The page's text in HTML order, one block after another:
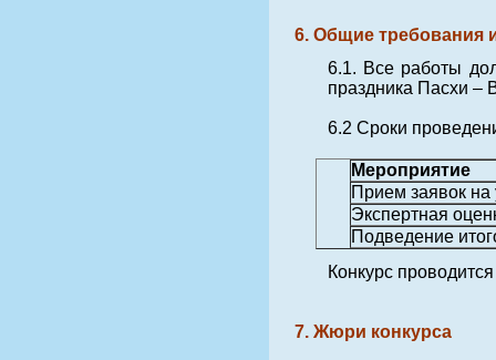
6. Общие требования
6.1. Все работы
праздника Пасхи –
6.2 Сроки
Мероприятие
Прием заявок на
Экспертная
Подведение
Конкурс
7. Жюри конкурса